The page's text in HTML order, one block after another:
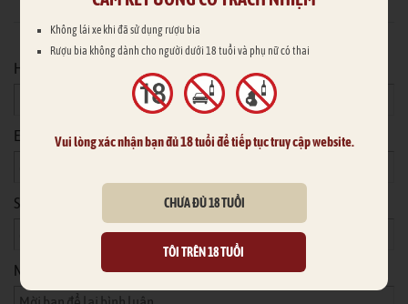
Họ tên
Email
Số điện thoại
Nội dung
Không lái xe khi đã sử dụng rượu bia
Rượu bia không dành cho người dưới 18 tuổi và phụ nữ có thai
Vui lòng xác nhận bạn đủ 18 tuổi để tiếp tục truy cập website.
CHƯA ĐỦ 18 TUỔI
TÔI TRÊN 18 TUỔI